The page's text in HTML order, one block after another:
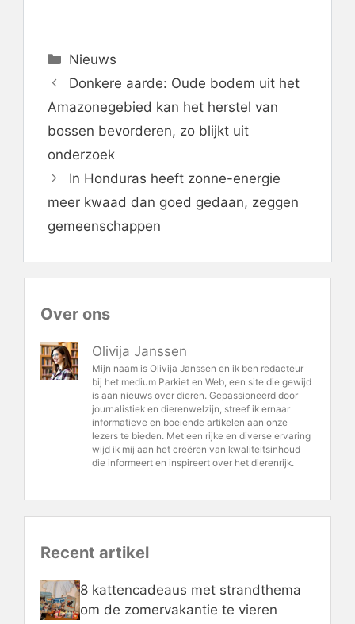
Categorieën
Nieuws
Donkere aarde: Oude bodem uit het
Amazonegebied kan het herstel van
bossen bevorderen, zo blijkt uit
onderzoek
In Honduras heeft zonne-energie
meer kwaad dan goed gedaan, zeggen
gemeenschappen
Over ons
Olivija Janssen
Mijn naam is Olivija Janssen en ik ben redacteur
bij het medium Parkiet en Web, een site die gewijd
is aan nieuws over dieren. Gepassioneerd door
journalistiek en dierenwelzijn, streef ik ernaar
informatieve en boeiende artikelen aan onze
lezers te bieden. Met een rijke en diverse ervaring
wijd ik mij aan het creëren van kwaliteitsinhoud
die informeert en inspireert over het dierenrijk.
Recent artikel
8 kattencadeaus met strandthema
om de zomervakantie te vieren